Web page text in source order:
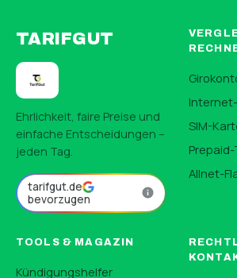
TARIFGUT
Ehrlichkeit, faire Preise und
einfache Entscheidungen –
jeden Tag.
tarifgut.de
bevorzugen
SIM-
Allnet-
TOOLS & MAGAZIN
Kündigungshelfer